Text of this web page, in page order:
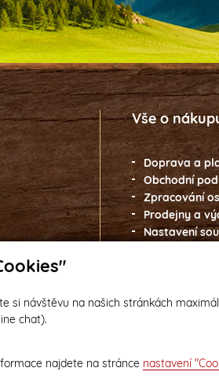
si návštěvu na našich stránkách
chat).
najdete na stránce nastavení
Vše o
Doprava a
Obchodní
Zpracování
Prodejny a
Nastavení